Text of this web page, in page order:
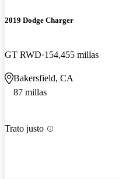
2019 Dodge Charger
GT RWD 154,455 millas
Bakersfield, CA
87 millas
Trato justo